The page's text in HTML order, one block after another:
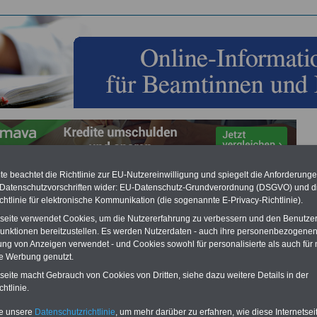
für Beamte, Beamtenanwärter, Richter und
in Mecklenburg-Vorpommern: 01.12.2022
Neue Broschüre zurBesoldung & Alimentation in Bund und Ländern
(BAlimentG) regelt die Nachzahlung für alle Beamtinnen
des Bundes wegen nicht ausreichender amtsangemessener Alimentation.
zufolge werden alle (!) Bundesbeamtenmind. 3.000 bis 13.000 Éuroan
erhalten. Beamtinnen & Beamte sowie Ruhestandsbeamte &
beachtet die Richtlinie zur EU-Nutzereinwilligung und spiegelt die
wider: EU-Datenschutz-Grundverordnung (DSGVO) und
für elektronische Kommunikation (die sogenannte E-Privacy-Richtlinie).
verwendet Cookies, um die Nutzererfahrung zu verbessern und den
bereitzustellen. Es werden Nutzerdaten - auch ihre
von Anzeigen verwendet - und Cookies sowohl für personalisierte als auch für
Werbung genutzt.
macht Gebrauch von Cookies von Dritten, siehe dazu weitere Details in der
unsere Datenschutzrichtlinie, um mehr darüber zu erfahren, wie diese